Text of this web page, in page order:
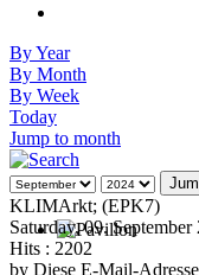
By Year
By Month
By Week
Today
Jump to month
KLIMArkt; (EPK7)
Saturday, 09.
Hits : 2202
by Diese E-Mail-